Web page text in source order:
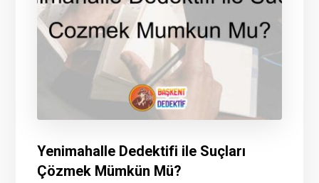
Yenimahalle Dedektifi ile Suçları
Çözmek Mümkün Mü?